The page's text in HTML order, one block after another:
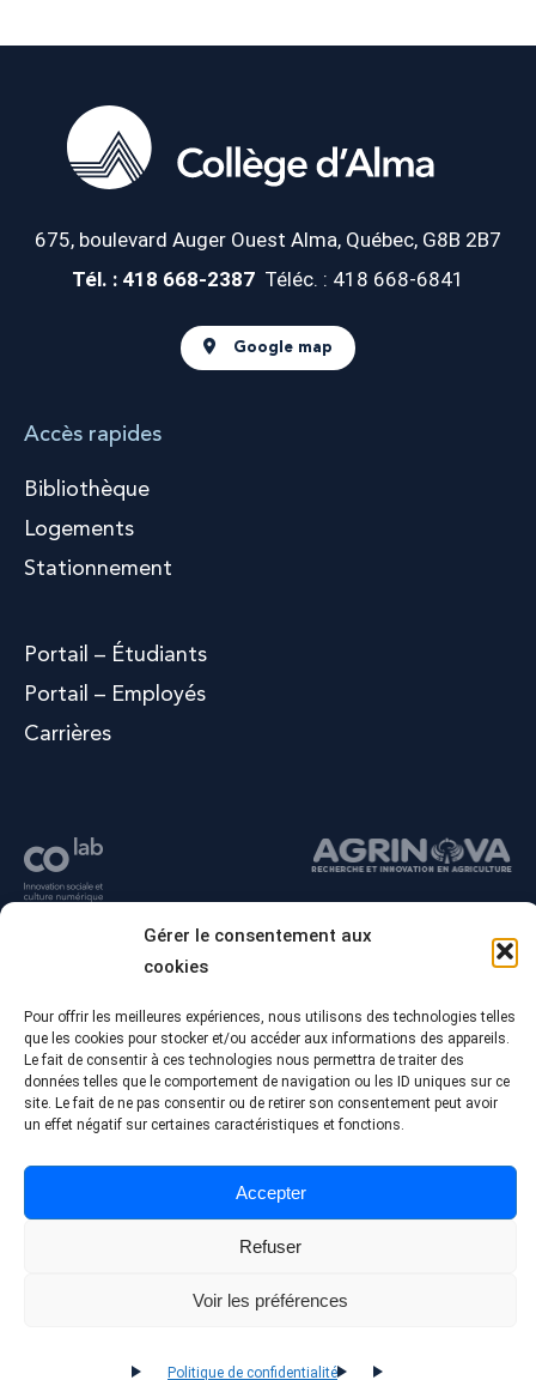
Gérer le consentement aux
cookies
Pour offrir les meilleures expériences, nous utilisons des technologies telles
que les cookies pour stocker et/ou accéder aux informations des appareils.
Le fait de consentir à ces technologies nous permettra de traiter des
données telles que le comportement de navigation ou les ID uniques sur ce
site. Le fait de ne pas consentir ou de retirer son consentement peut avoir
un effet négatif sur certaines caractéristiques et fonctions.
Accepter
Refuser
Voir les préférences
Politique de confidentialité
675, boulevard Auger Ouest Alma, Québec, G8B 2B7
Tél. : 418 668-2387 Téléc. : 418 668-6841
Google map
Accès rapides
Bibliothèque
Logements
Stationnement
Portail – Étudiants
Portail – Employés
Carrières
© Tous droits réservés - Collège Alma
Politique de confidentialité